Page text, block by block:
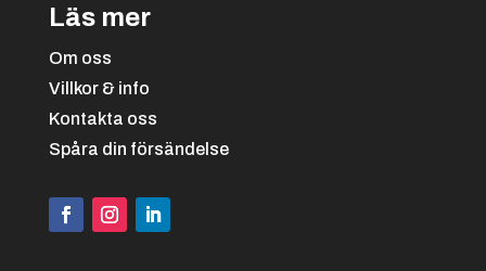
Läs mer
Om oss
Villkor & info
Kontakta oss
Spåra din försändelse